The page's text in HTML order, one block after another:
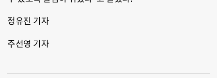
정유진 기자
주선영 기자